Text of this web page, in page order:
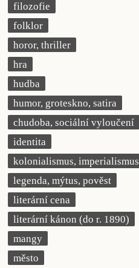
filozofie
folklor
horor, thriller
hra
hudba
humor, groteskno, satira
chudoba, sociální vyloučení
identita
kolonialismus, imperialismus
legenda, mýtus, pověst
literární cena
literární kánon (do r. 1890)
mangy
město